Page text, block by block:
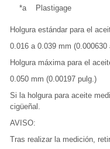
*a Plastigage
Holgura estándar para el
0.016 a 0.039 mm (0.000630
Holgura máxima para el
0.050 mm (0.00197 pulg.)
Si la holgura para aceite
cigüeñal.
AVISO:
Tras realizar la medición,